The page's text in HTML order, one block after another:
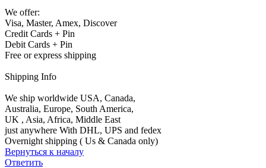
We offer:
Visa, Master, Amex, Discover
Credit Cards + Pin
Debit Cards + Pin
Free or express shipping
Shipping Info
We ship worldwide USA, Canada,
Australia, Europe, South America,
UK , Asia, Africa, Middle East
just anywhere With DHL, UPS and fedex
Overnight shipping ( Us & Canada only)
Вернуться к началу
Ответить